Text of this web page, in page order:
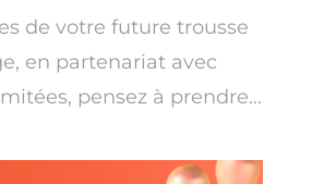
de votre future trousse
en partenariat avec
pensez à prendre...